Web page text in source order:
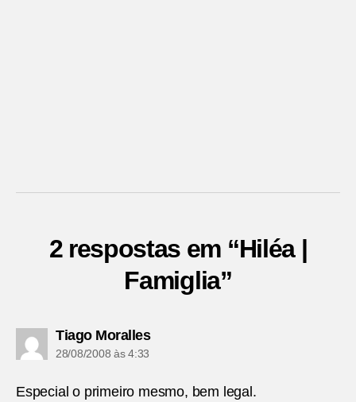
2 respostas em “Hiléa |
Famiglia”
Tiago Morallesdiz:
28/08/2008 às 4:33
Especial o primeiro mesmo, bem legal.